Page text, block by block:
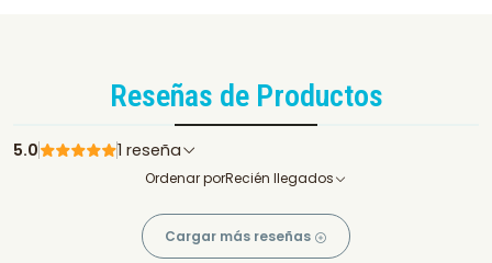
Reseñas de Productos
5.0 1 reseña
Ordenar porRecién llegados
Cargar más reseñas